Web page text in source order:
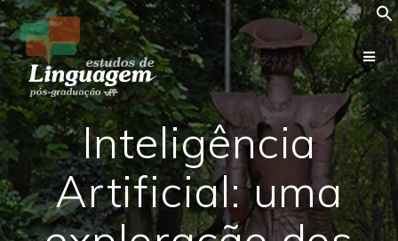
to
content
Inteligência
Artificial: uma